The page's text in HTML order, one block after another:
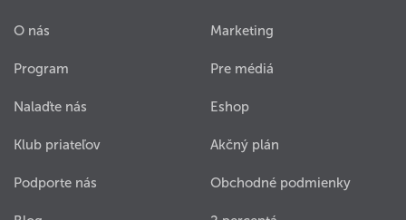
O nás
Program
Nalaďte nás
Klub priateľov
Podporte nás
Marketing
Pre médiá
Eshop
Akčný plán
Obchodné podmienky